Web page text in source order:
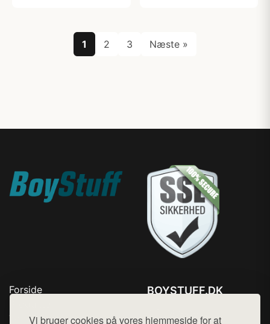
Vi bruger cookies på vores hjemmeside for at
1 2 3 Næste »
Forside
Top Rabatter
BOYSTUFF.DK